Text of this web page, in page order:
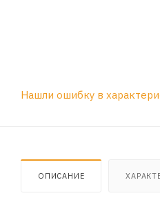
Нашли ошибку в
ОПИСАНИЕ